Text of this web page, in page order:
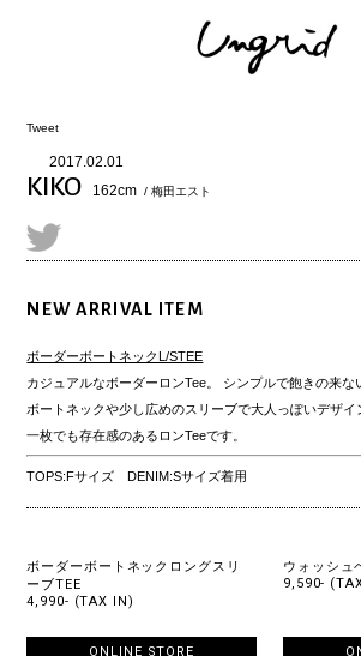
Tweet
2017.02.01
KIKO 162cm / 梅田エスト
NEW ARRIVAL ITEM
ボーダーボートネックL/STEE
カジュアルなボーダーロンTee。 シンプルで飽きの来な
ボートネックや少し広めのスリーブで大人っぽいデザイ
一枚でも存在感のあるロンTeeです。
TOPS:Fサイズ DENIM:Sサイズ着用
ボーダーボートネックロングスリ
ーブTEE
4,990- (TAX IN)
ONLINE STORE
ウォッシュ
9,590-